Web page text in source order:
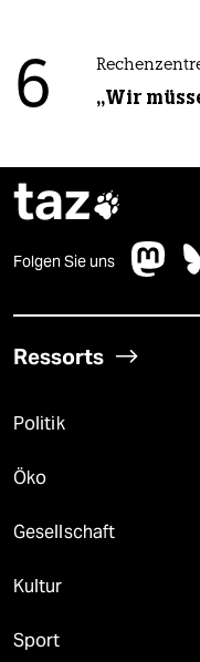
6 „Wir
taz
Folgen Sie uns
Ressorts
Politik
Öko
Gesellschaft
Kultur
Sport